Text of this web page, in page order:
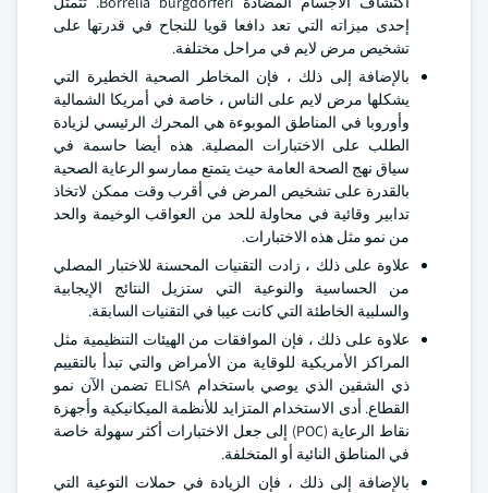
إحدى ميزاته التي تعد دافعا قويا للنجاح في قدرتها على
تشخيص مرض لايم في مراحل مختلفة.
بالإضافة إلى ذلك ، فإن المخاطر الصحية الخطيرة التي
يشكلها مرض لايم على الناس ، خاصة في أمريكا الشمالية
وأوروبا في المناطق الموبوءة هي المحرك الرئيسي لزيادة
الطلب على الاختبارات المصلية. هذه أيضا حاسمة في
سياق نهج الصحة العامة حيث يتمتع ممارسو الرعاية الصحية
بالقدرة على تشخيص المرض في أقرب وقت ممكن لاتخاذ
تدابير وقائية في محاولة للحد من العواقب الوخيمة والحد
من نمو مثل هذه الاختبارات.
علاوة على ذلك ، زادت التقنيات المحسنة للاختبار المصلي
من الحساسية والنوعية التي ستزيل النتائج الإيجابية
والسلبية الخاطئة التي كانت عيبا في التقنيات السابقة.
علاوة على ذلك ، فإن الموافقات من الهيئات التنظيمية مثل
المراكز الأمريكية للوقاية من الأمراض والتي تبدأ بالتقييم
ذي الشقين الذي يوصي باستخدام ELISA تضمن الآن نمو
القطاع. أدى الاستخدام المتزايد للأنظمة الميكانيكية وأجهزة
نقاط الرعاية (POC) إلى جعل الاختبارات أكثر سهولة خاصة
في المناطق النائية أو المتخلفة.
بالإضافة إلى ذلك ، فإن الزيادة في حملات التوعية التي